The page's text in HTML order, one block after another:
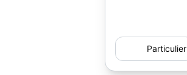
Particulier